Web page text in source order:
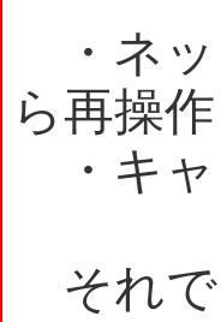
・ネッ
ら再操
・キャ
それで